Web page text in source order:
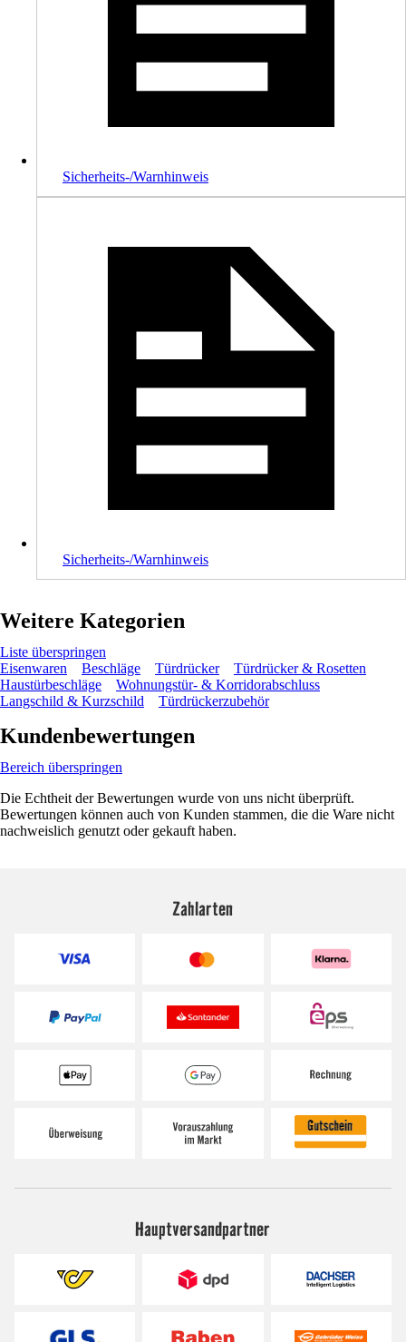
Sicherheits-/Warnhinweis
Sicherheits-/Warnhinweis
Weitere Kategorien
Liste überspringen
Eisenwaren
Beschläge Türdrücker
Türdrücker & Rosetten
Haustürbeschläge
Wohnungstür- & Korridorabschluss
Langschild & Kurzschild
Türdrückerzubehör
Kundenbewertungen
Bereich überspringen
Die Echtheit der Bewertungen wurde von uns nicht überprüft.
Bewertungen können auch von Kunden stammen, die die Ware nicht
nachweislich genutzt oder gekauft haben.
Zahlarten
Hauptversandpartner